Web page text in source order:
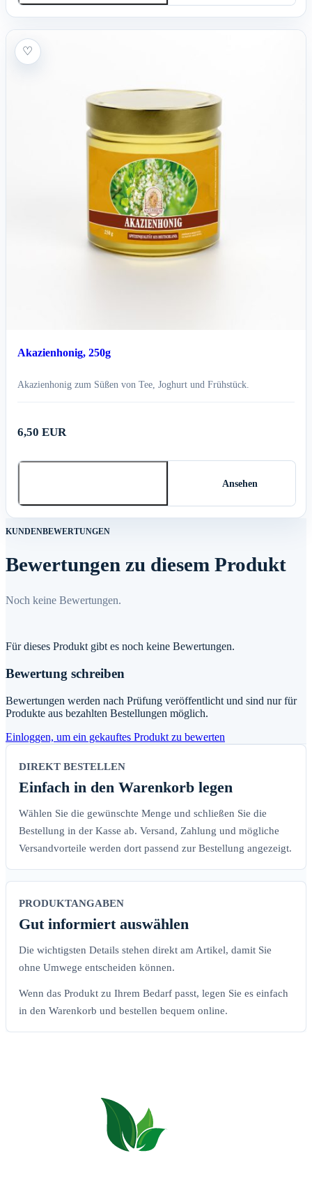
♡
Akazienhonig, 250g
Akazienhonig zum Süßen von Tee, Joghurt und Frühstück.
6,50 EUR
Ansehen
KUNDENBEWERTUNGEN
Bewertungen zu diesem Produkt
Noch keine Bewertungen.
Für dieses Produkt gibt es noch keine Bewertungen.
Bewertung schreiben
Bewertungen werden nach Prüfung veröffentlicht und sind nur für
Produkte aus bezahlten Bestellungen möglich.
Einloggen, um ein gekauftes Produkt zu bewerten
DIREKT BESTELLEN
Einfach in den Warenkorb legen
Wählen Sie die gewünschte Menge und schließen Sie die
Bestellung in der Kasse ab. Versand, Zahlung und mögliche
Versandvorteile werden dort passend zur Bestellung angezeigt.
PRODUKTANGABEN
Gut informiert auswählen
Die wichtigsten Details stehen direkt am Artikel, damit Sie
ohne Umwege entscheiden können.
Wenn das Produkt zu Ihrem Bedarf passt, legen Sie es einfach
in den Warenkorb und bestellen bequem online.